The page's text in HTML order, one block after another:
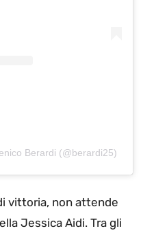
Berardi (@berardi25)
vittoria, non attende
Jessica Aidi. Tra gli